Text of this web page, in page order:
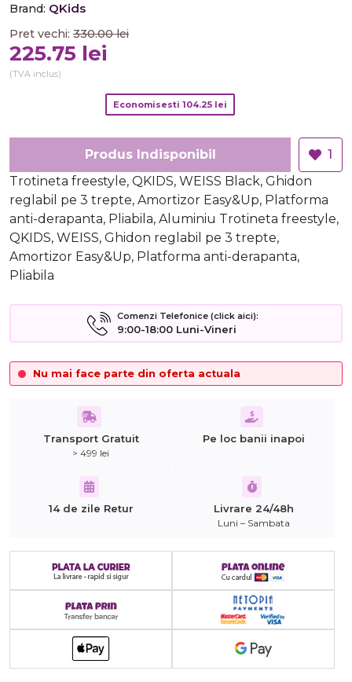
Brand: QKids
Pret vechi: 330.00 lei
225.75 lei
(TVA inclus)
Economisesti 104.25 lei
Produs Indisponibil
1
Trotineta freestyle, QKIDS, WEISS Black, Ghidon
reglabil pe 3 trepte, Amortizor Easy&Up, Platforma
anti-derapanta, Pliabila, Aluminiu Trotineta freestyle,
QKIDS, WEISS, Ghidon reglabil pe 3 trepte,
Amortizor Easy&Up, Platforma anti-derapanta,
Pliabila
Comenzi Telefonice (click aici):
9:00-18:00 Luni-Vineri
Nu mai face parte din oferta actuala
Transport Gratuit
> 499 lei
Pe loc banii inapoi
14 de zile Retur Livrare 24/48h
Luni – Sambata